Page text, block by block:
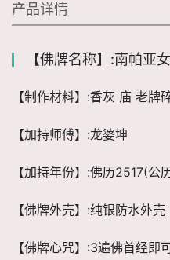
产品详情
【佛牌名称】:南帕亚
【制作材料】:香灰 庙 老牌
【加持师傅】:龙婆坤
【加持年份】:佛历2517(公
【佛牌外壳】:纯银防水外壳
【佛牌心咒】:3遍佛首经即